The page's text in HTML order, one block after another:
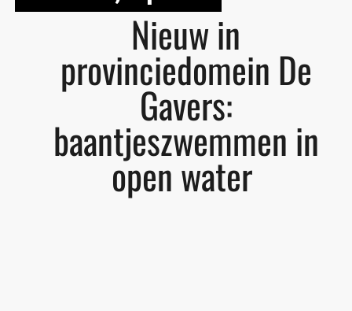
Nieuw in
provinciedomein De
Gavers:
baantjeszwemmen in
open water